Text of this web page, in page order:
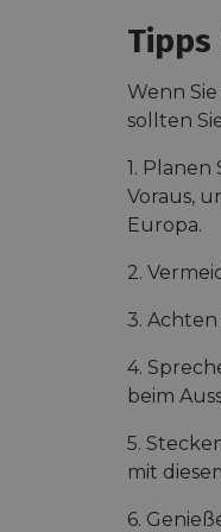
Wenn
sollten
1.
Voraus,
Europa.
2.
3.
4.
beim
5.
mit
6.